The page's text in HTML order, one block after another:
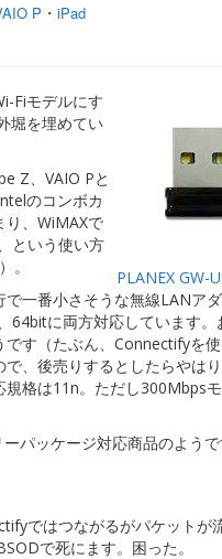
P ・ iPad
PLANEX GW-
Fiモデルにす
堀を埋めてい
Z、VAIO Pと
のコンボカ
り、WiMAXで
という使い方
。
一番小さそうな無線LANア
に両方対応しています。
す（たぶん、Connectifyを
、後売りするとしたらやは
格は11n。ただし300Mbps
パッケージ対応商品のよう
ではつながるがパケットが
で死にます。困った。